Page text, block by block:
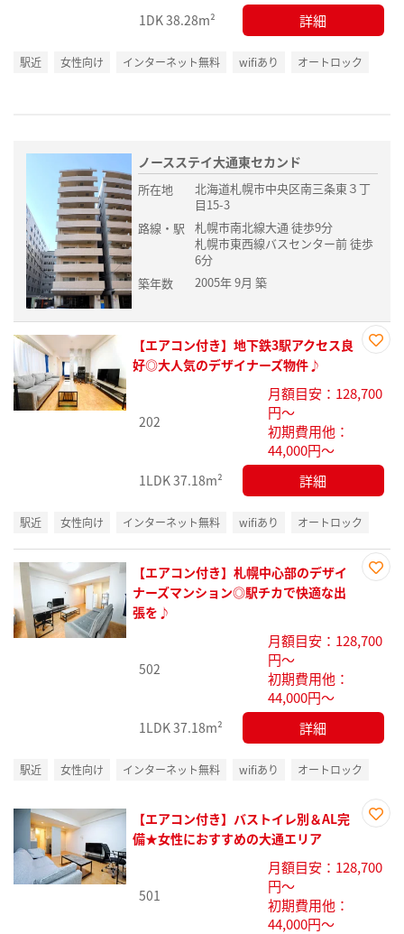
1DK38.28m² 詳細
駅近 女性向け インターネット無料 wifiあり オートロック
ノースステイ大通東セカンド
所在地
北海道札幌市中央区南三条東３丁
目15-3
路線・駅
札幌市南北線大通 徒歩9分
札幌市東西線バスセンター前 徒歩
6分
築年数
2005年 9月 築
り登
【エアコン付き】地下鉄3駅アクセス良
好◎大人気のデザイナーズ物件♪
202
月額目安：128,700
円～
初期費用他：
44,000円～
1LDK37.18m² 詳細
駅近 女性向け インターネット無料 wifiあり オートロック
録
【エアコン付き】札幌中心部のデザイ
ナーズマンション◎駅チカで快適な出
張を♪
502
月額目安：128,700
円～
初期費用他：
44,000円～
1LDK37.18m² 詳細
駅近 女性向け インターネット無料 wifiあり オートロック
り登
【エアコン付き】バストイレ別＆AL完
備★女性におすすめの大通エリア
501
月額目安：128,700
円～
初期費用他：
44,000円～